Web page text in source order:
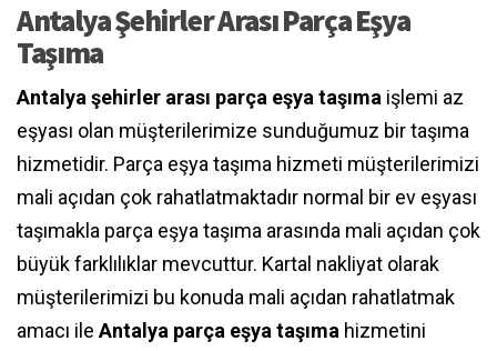
Antalya Şehirler Arası Parça Eşya
Taşıma
Antalya şehirler arası parça eşya taşıma işlemi az
eşyası olan müşterilerimize sunduğumuz bir taşıma
hizmetidir. Parça eşya taşıma hizmeti müşterilerimizi
mali açıdan çok rahatlatmaktadır normal bir ev eşyası
taşımakla parça eşya taşıma arasında mali açıdan çok
büyük farklılıklar mevcuttur. Kartal nakliyat olarak
müşterilerimizi bu konuda mali açıdan rahatlatmak
amacı ile Antalya parça eşya taşıma hizmetini